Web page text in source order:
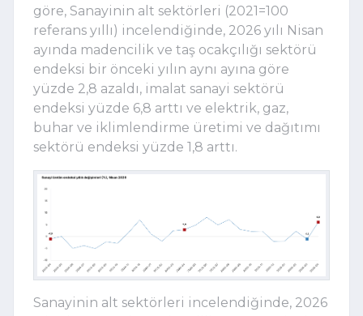
göre, Sanayinin alt sektörleri (2021=100
referans yıllı) incelendiğinde, 2026 yılı Nisan
ayında madencilik ve taş ocakçılığı sektörü
endeksi bir önceki yılın aynı ayına göre
yüzde 2,8 azaldı, imalat sanayi sektörü
endeksi yüzde 6,8 arttı ve elektrik, gaz,
buhar ve iklimlendirme üretimi ve dağıtımı
sektörü endeksi yüzde 1,8 arttı.
Sanayinin alt sektörleri incelendiğinde, 2026